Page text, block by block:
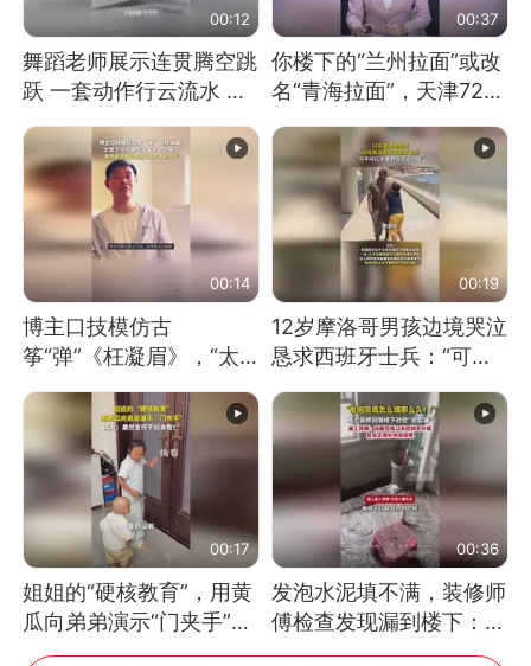
00:12
舞蹈老师展示连贯腾空跳
跃 一套动作行云流水 节
到又舞又武的？
00:37
你楼下的“兰州拉面”或改
名“青海拉面”，天津72家
00:14
博主口技模仿古
筝“弹”《枉凝眉》，“太
吗？”“或将成为首位考级
不带古筝的选手。”（来
源：新华每日电讯）
00:19
12岁摩洛哥男孩边境哭泣
恳求西班牙士兵：“可不
00:17
姐姐的“硬核教育”，用黄
瓜向弟弟演示“门夹手”，
网友：果然言传不如身
00:36
发泡水泥填不满，装修师
傅检查发现漏到楼下：出
风口未延伸到外墙